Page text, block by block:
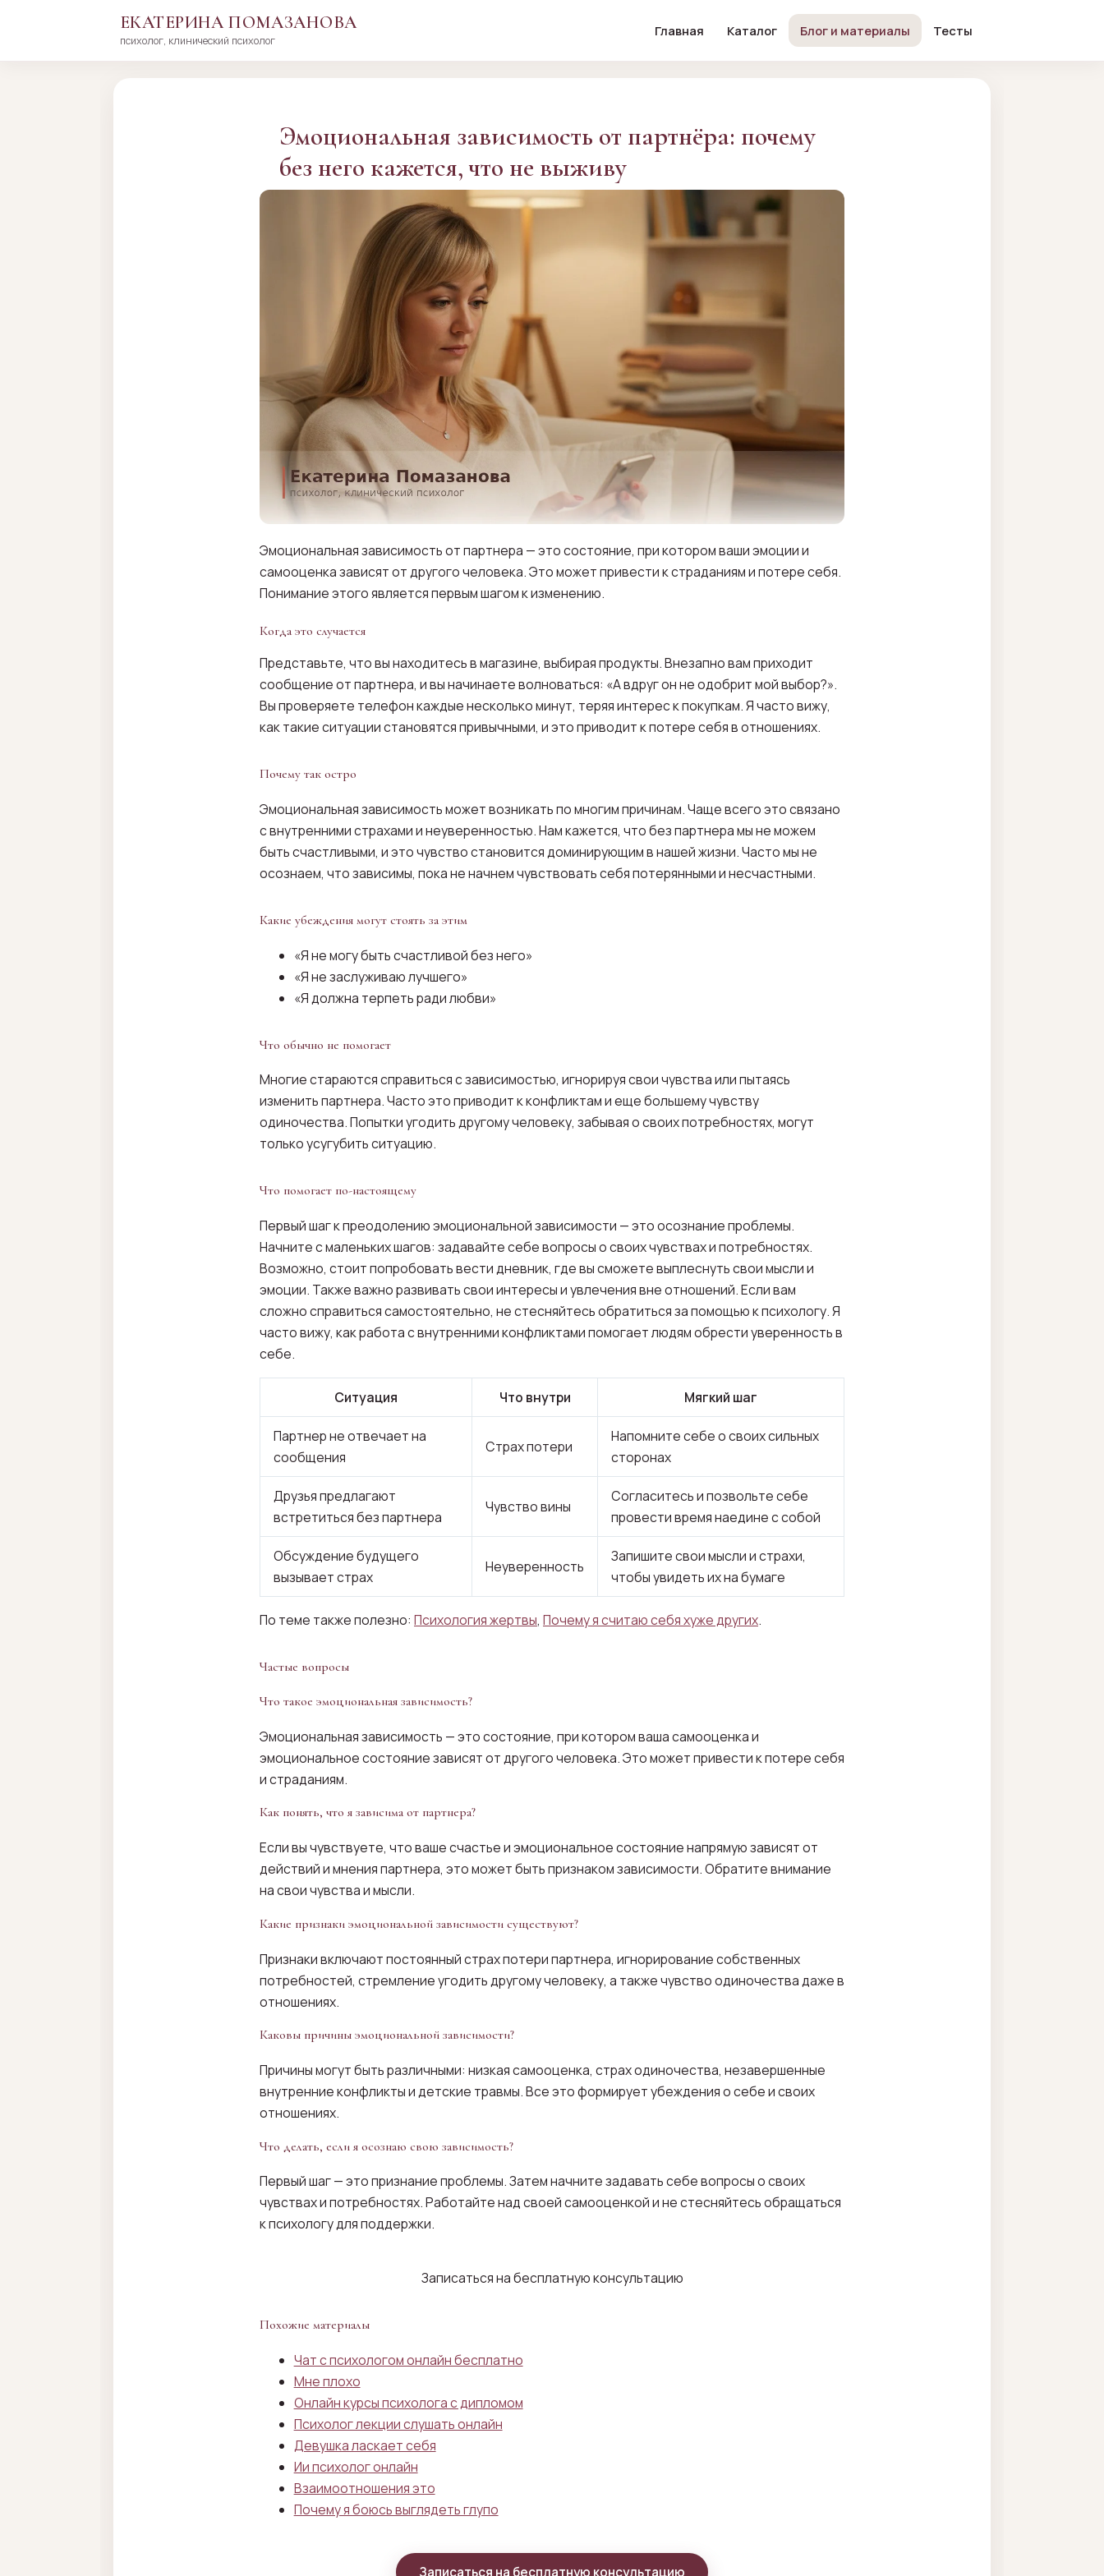
ЕКАТЕРИНА ПОМАЗАНОВА
психолог, клинический психолог
Главная Каталог Блог и материалы Тесты
Эмоциональная зависимость от партнёра: почему
без него кажется, что не выживу
Эмоциональная зависимость от партнера — это состояние, при котором ваши эмоции и
самооценка зависят от другого человека. Это может привести к страданиям и потере себя.
Понимание этого является первым шагом к изменению.
Когда это случается
Представьте, что вы находитесь в магазине, выбирая продукты. Внезапно вам приходит
сообщение от партнера, и вы начинаете волноваться: «А вдруг он не одобрит мой выбор?».
Вы проверяете телефон каждые несколько минут, теряя интерес к покупкам. Я часто вижу,
как такие ситуации становятся привычными, и это приводит к потере себя в отношениях.
Почему так остро
Эмоциональная зависимость может возникать по многим причинам. Чаще всего это связано
с внутренними страхами и неуверенностью. Нам кажется, что без партнера мы не можем
быть счастливыми, и это чувство становится доминирующим в нашей жизни. Часто мы не
осознаем, что зависимы, пока не начнем чувствовать себя потерянными и несчастными.
Какие убеждения могут стоять за этим
«Я не могу быть счастливой без него»
«Я не заслуживаю лучшего»
«Я должна терпеть ради любви»
Что обычно не помогает
Многие стараются справиться с зависимостью, игнорируя свои чувства или пытаясь
изменить партнера. Часто это приводит к конфликтам и еще большему чувству
одиночества. Попытки угодить другому человеку, забывая о своих потребностях, могут
только усугубить ситуацию.
Что помогает по-настоящему
Первый шаг к преодолению эмоциональной зависимости — это осознание проблемы.
Начните с маленьких шагов: задавайте себе вопросы о своих чувствах и потребностях.
Возможно, стоит попробовать вести дневник, где вы сможете выплеснуть свои мысли и
эмоции. Также важно развивать свои интересы и увлечения вне отношений. Если вам
сложно справиться самостоятельно, не стесняйтесь обратиться за помощью к психологу. Я
часто вижу, как работа с внутренними конфликтами помогает людям обрести уверенность в
себе.
Ситуация Что внутри Мягкий шаг
Партнер не отвечает на
сообщения
Страх потери
Напомните себе о своих сильных
сторонах
Друзья предлагают
встретиться без партнера
Чувство вины
Согласитесь и позвольте себе
провести время наедине с собой
Обсуждение будущего
вызывает страх
Неуверенность
Запишите свои мысли и страхи,
чтобы увидеть их на бумаге
По теме также полезно: Психология жертвы, Почему я считаю себя хуже других.
Частые вопросы
Что такое эмоциональная зависимость?
Эмоциональная зависимость — это состояние, при котором ваша самооценка и
эмоциональное состояние зависят от другого человека. Это может привести к потере себя
и страданиям.
Как понять, что я зависима от партнера?
Если вы чувствуете, что ваше счастье и эмоциональное состояние напрямую зависят от
действий и мнения партнера, это может быть признаком зависимости. Обратите внимание
на свои чувства и мысли.
Какие признаки эмоциональной зависимости существуют?
Признаки включают постоянный страх потери партнера, игнорирование собственных
потребностей, стремление угодить другому человеку, а также чувство одиночества даже в
отношениях.
Каковы причины эмоциональной зависимости?
Причины могут быть различными: низкая самооценка, страх одиночества, незавершенные
внутренние конфликты и детские травмы. Все это формирует убеждения о себе и своих
отношениях.
Что делать, если я осознаю свою зависимость?
Первый шаг — это признание проблемы. Затем начните задавать себе вопросы о своих
чувствах и потребностях. Работайте над своей самооценкой и не стесняйтесь обращаться
к психологу для поддержки.
Записаться на бесплатную консультацию
Похожие материалы
Чат с психологом онлайн бесплатно
Мне плохо
Онлайн курсы психолога с дипломом
Психолог лекции слушать онлайн
Девушка ласкает себя
Ии психолог онлайн
Взаимоотношения это
Почему я боюсь выглядеть глупо
Записаться на бесплатную консультацию